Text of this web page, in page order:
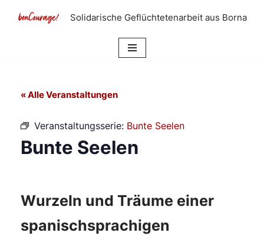
Solidarische Geflüchtetenarbeit aus Borna
« Alle Veranstaltungen
Veranstaltungsserie: Bunte Seelen
Bunte Seelen
Wurzeln und Träume einer
spanischsprachigen